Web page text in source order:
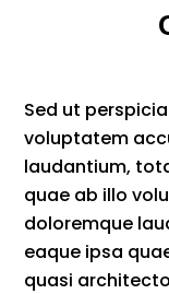
Sed ut
voluptatem
laudantium,
quae ab illo
doloremque
eaque ipsa
quasi